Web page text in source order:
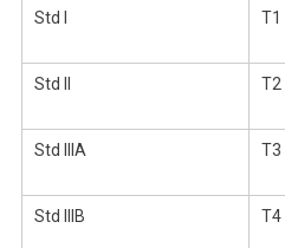
Std I
Std II
Std IIIA
Std IIIB